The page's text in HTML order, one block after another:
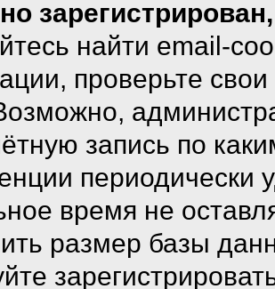
найти email-
проверьте
запись по
периодически
время не
размер базы